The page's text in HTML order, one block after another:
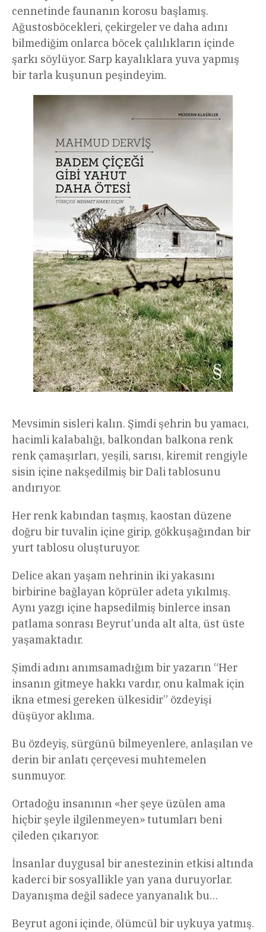
cennetinde faunanın korosu başlamış.
Ağustosböcekleri, çekirgeler ve daha adını
bilmediğim onlarca böcek çalılıkların içinde
şarkı söylüyor. Sarp kayalıklara yuva yapmış
bir tarla kuşunun peşindeyim.
Mevsimin sisleri kalın. Şimdi şehrin bu yamacı,
hacimli kalabalığı, balkondan balkona renk
renk çamaşırları, yeşili, sarısı, kiremit rengiyle
sisin içine nakşedilmiş bir Dali tablosunu
andırıyor.
Her renk kabından taşmış, kaostan düzene
doğru bir tuvalin içine girip, gökkuşağından bir
yurt tablosu oluşturuyor.
Delice akan yaşam nehrinin iki yakasını
birbirine bağlayan köprüler adeta yıkılmış.
Aynı yazgı içine hapsedilmiş binlerce insan
patlama sonrası Beyrut’unda alt alta, üst üste
yaşamaktadır.
Şimdi adını anımsamadığım bir yazarın “Her
insanın gitmeye hakkı vardır, onu kalmak için
ikna etmesi gereken ülkesidir” özdeyişi
düşüyor aklıma.
Bu özdeyiş, sürgünü bilmeyenlere, anlaşılan ve
derin bir anlatı çerçevesi muhtemelen
sunmuyor.
Ortadoğu insanının «her şeye üzülen ama
hiçbir şeyle ilgilenmeyen» tutumları beni
çileden çıkarıyor.
İnsanlar duygusal bir anestezinin etkisi altında
kaderci bir sosyallikle yan yana duruyorlar.
Dayanışma değil sadece yanyanalık bu…
Beyrut agoni içinde, ölümcül bir uykuya yatmış.